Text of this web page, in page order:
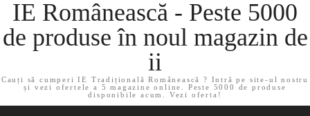
IE Românească - Peste 5000
de produse în noul magazin de
ii
Cauți să cumperi IE Tradițională Românească ? Intră pe site-ul nostru
și vezi ofertele a 5 magazine online. Peste 5000 de produse
disponibile acum. Vezi oferta!